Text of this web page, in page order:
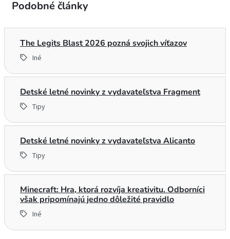
Podobné články
The Legits Blast 2026 pozná svojich víťazov
Iné
Detské letné novinky z vydavateľstva Fragment
Tipy
Detské letné novinky z vydavateľstva Alicanto
Tipy
Minecraft: Hra, ktorá rozvíja kreativitu. Odborníci
však pripomínajú jedno dôležité pravidlo
Iné